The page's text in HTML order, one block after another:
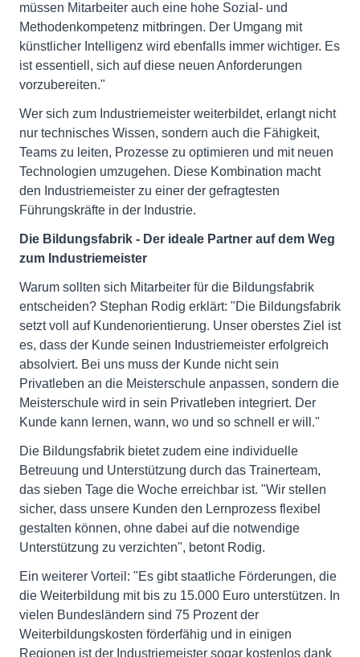
müssen Mitarbeiter auch eine hohe Sozial- und
Methodenkompetenz mitbringen. Der Umgang mit
künstlicher Intelligenz wird ebenfalls immer wichtiger. Es
ist essentiell, sich auf diese neuen Anforderungen
vorzubereiten."
Wer sich zum Industriemeister weiterbildet, erlangt nicht
nur technisches Wissen, sondern auch die Fähigkeit,
Teams zu leiten, Prozesse zu optimieren und mit neuen
Technologien umzugehen. Diese Kombination macht
den Industriemeister zu einer der gefragtesten
Führungskräfte in der Industrie.
Die Bildungsfabrik - Der ideale Partner auf dem Weg
zum Industriemeister
Warum sollten sich Mitarbeiter für die Bildungsfabrik
entscheiden? Stephan Rodig erklärt: "Die Bildungsfabrik
setzt voll auf Kundenorientierung. Unser oberstes Ziel ist
es, dass der Kunde seinen Industriemeister erfolgreich
absolviert. Bei uns muss der Kunde nicht sein
Privatleben an die Meisterschule anpassen, sondern die
Meisterschule wird in sein Privatleben integriert. Der
Kunde kann lernen, wann, wo und so schnell er will."
Die Bildungsfabrik bietet zudem eine individuelle
Betreuung und Unterstützung durch das Trainerteam,
das sieben Tage die Woche erreichbar ist. "Wir stellen
sicher, dass unsere Kunden den Lernprozess flexibel
gestalten können, ohne dabei auf die notwendige
Unterstützung zu verzichten", betont Rodig.
Ein weiterer Vorteil: "Es gibt staatliche Förderungen, die
die Weiterbildung mit bis zu 15.000 Euro unterstützen. In
vielen Bundesländern sind 75 Prozent der
Weiterbildungskosten förderfähig und in einigen
Regionen ist der Industriemeister sogar kostenlos dank